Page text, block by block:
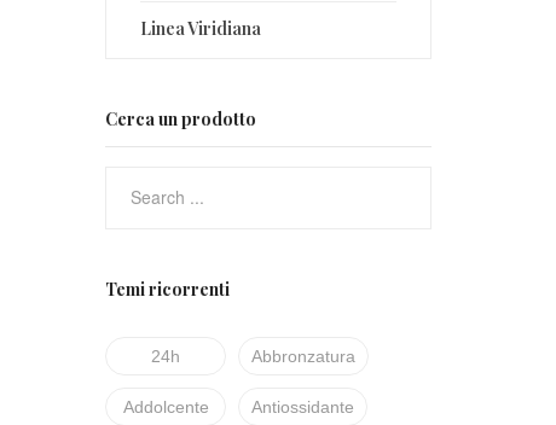
Linea Viridiana
Cerca un prodotto
Temi ricorrenti
24h Abbronzatura
Addolcente Antiossidante